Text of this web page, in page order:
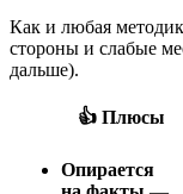
Как и любая
стороны и слабые
дальше).
👍 Плюсы
Опирается